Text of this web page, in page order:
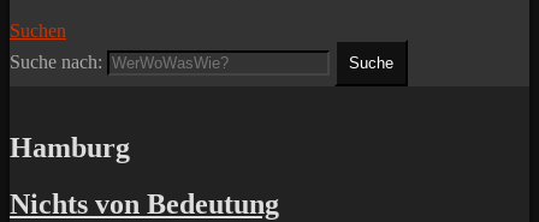
Suchen
Suche nach:
Hamburg
Nichts von Bedeutung